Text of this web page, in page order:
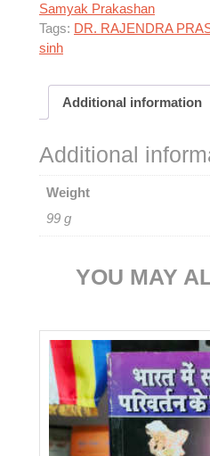
Samyak Prakashan
Tags: DR. RAJENDRA
sinh
Additional information
Additional
Weight
99 g
YOU MAY